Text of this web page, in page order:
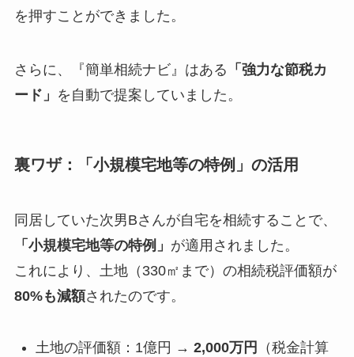
を押すことができました。
さらに、『簡単相続ナビ』はある 「強力な節税カ
ード」 を自動で提案していました。
裏ワザ：「小規模宅地等の特例」の活用
同居していた次男Bさんが自宅を相続することで、
「小規模宅地等の特例」 が適用されました。
これにより、土地（330㎡まで）の相続税評価額が
80%も減額されたのです。
土地の評価額：1億円 → 2,000万円
（税金計算